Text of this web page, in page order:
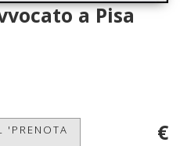
a Pisa
'PRENOTA
€